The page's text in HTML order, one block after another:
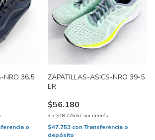
NRO 36.5
o
ZAPATILLAS-ASICS-NRO 39-5
ER
$56.180
3 x $18.726,67 sin interés
$47.753 conTransferencia o
depósito